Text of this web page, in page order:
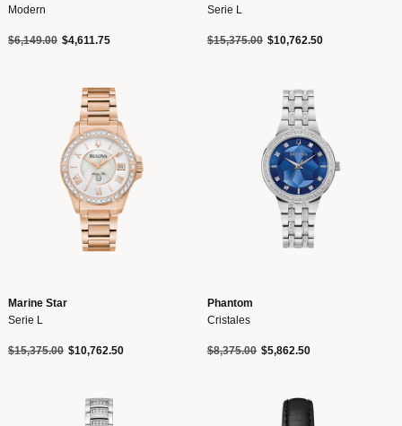
Modern
Precio reducido de
$6,149.00a$4,611.75
Serie L
Precio reducido de
$15,375.00a$10,762.50
Marine Star
Serie L
Precio reducido de
$15,375.00a$10,762.50
Phantom
Cristales
Precio reducido de
$8,375.00a$5,862.50